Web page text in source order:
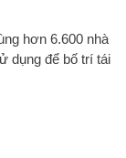
hơn 6.600 nhà
dụng để bố trí tái